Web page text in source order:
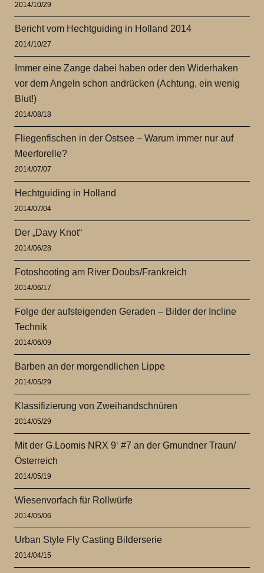
2014/10/29
Bericht vom Hechtguiding in Holland 2014
2014/10/27
Immer eine Zange dabei haben oder den Widerhaken
vor dem Angeln schon andrücken (Achtung, ein wenig
Blut!)
2014/08/18
Fliegenfischen in der Ostsee – Warum immer nur auf
Meerforelle?
2014/07/07
Hechtguiding in Holland
2014/07/04
Der „Davy Knot“
2014/06/28
Fotoshooting am River Doubs/Frankreich
2014/06/17
Folge der aufsteigenden Geraden – Bilder der Incline
Technik
2014/06/09
Barben an der morgendlichen Lippe
2014/05/29
Klassifizierung von Zweihandschnüren
2014/05/29
Mit der G.Loomis NRX 9‘ #7 an der Gmundner Traun/
Österreich
2014/05/19
Wiesenvorfach für Rollwürfe
2014/05/06
Urban Style Fly Casting Bilderserie
2014/04/15